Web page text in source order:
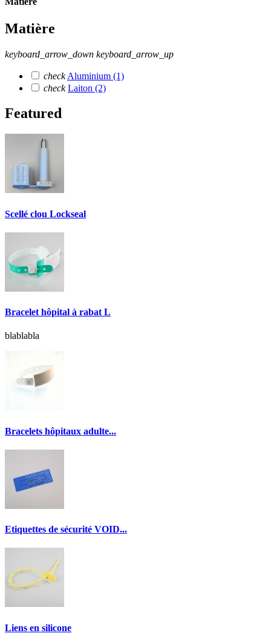
Matière
keyboard_arrow_down keyboard_arrow_up
check Aluminium (1)
check Laiton (2)
Featured
Scellé clou Lockseal
Bracelet hôpital à rabat L
blablabla
Bracelets hôpitaux adulte...
Etiquettes de sécurité VOID...
Liens en silicone